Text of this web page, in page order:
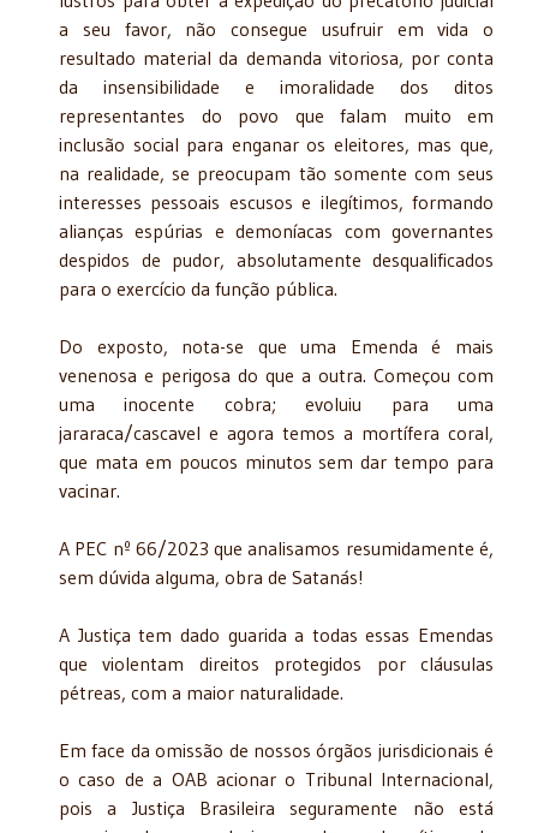
a seu favor, não consegue usufruir em vida o
resultado material da demanda vitoriosa, por conta
da insensibilidade e imoralidade dos ditos
representantes do povo que falam muito em
inclusão social para enganar os eleitores, mas que,
na realidade, se preocupam tão somente com seus
interesses pessoais escusos e ilegítimos, formando
alianças espúrias e demoníacas com governantes
despidos de pudor, absolutamente desqualificados
para o exercício da função pública.
Do exposto, nota-se que uma Emenda é mais
venenosa e perigosa do que a outra. Começou com
uma inocente cobra; evoluiu para uma
jararaca/cascavel e agora temos a mortífera coral,
que mata em poucos minutos sem dar tempo para
vacinar.
A PEC nº 66/2023 que analisamos resumidamente é,
sem dúvida alguma, obra de Satanás!
A Justiça tem dado guarida a todas essas Emendas
que violentam direitos protegidos por cláusulas
pétreas, com a maior naturalidade.
Em face da omissão de nossos órgãos jurisdicionais é
o caso de a OAB acionar o Tribunal Internacional,
pois a Justiça Brasileira seguramente não está